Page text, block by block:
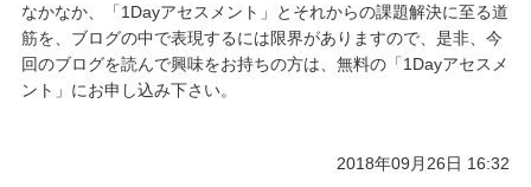
なかなか、「1Dayアセスメント」とそれからの課題解決に至る道
筋を、ブログの中で表現するには限界がありますので、是非、今
回のブログを読んで興味をお持ちの方は、無料の「1Dayアセスメ
ント」にお申し込み下さい。
2018年09月26日 16:32